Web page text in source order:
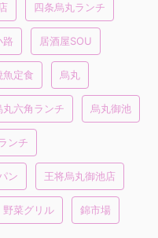
四条烏丸ランチ
路 居酒屋SOU
魚定食 烏丸
丸六角ランチ 烏丸御池
ンチ
ン 王将烏丸御池店
野菜グリル 錦市場